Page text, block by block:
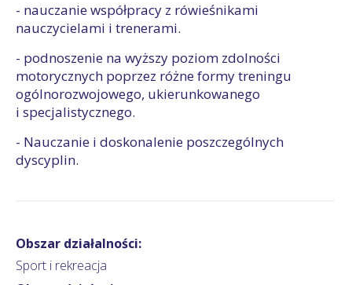
- nauczanie współpracy z rówieśnikami
nauczycielami i trenerami.
- podnoszenie na wyższy poziom zdolności
motorycznych poprzez różne formy treningu
ogólnorozwojowego, ukierunkowanego
i specjalistycznego.
- Nauczanie i doskonalenie poszczególnych
dyscyplin.
Obszar działalności:
Sport i rekreacja